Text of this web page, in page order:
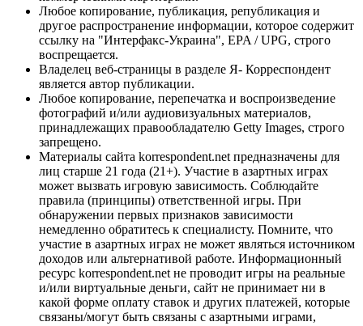
Любое копирование, публикация, републикация и
другое распространение информации, которое содержит
ссылку на "Интерфакс-Украина", EPA / UPG, строго
воспрещается.
Владелец веб-страницы в разделе Я- Корреспондент
является автор публикации.
Любое копирование, перепечатка и воспроизведение
фотографий и/или аудиовизуальных материалов,
принадлежащих правообладателю Getty Images, строго
запрещено.
Материалы сайта korrespondent.net предназначены для
лиц старше 21 года (21+). Участие в азартных играх
может вызвать игровую зависимость. Соблюдайте
правила (принципы) ответственной игры. При
обнаружении первых признаков зависимости
немедленно обратитесь к специалисту. Помните, что
участие в азартных играх не может являться источником
доходов или альтернативой работе. Информационный
ресурс korrespondent.net не проводит игры на реальные
и/или виртуальные деньги, сайт не принимает ни в
какой форме оплату ставок и других платежей, которые
связаны/могут быть связаны с азартными играми,